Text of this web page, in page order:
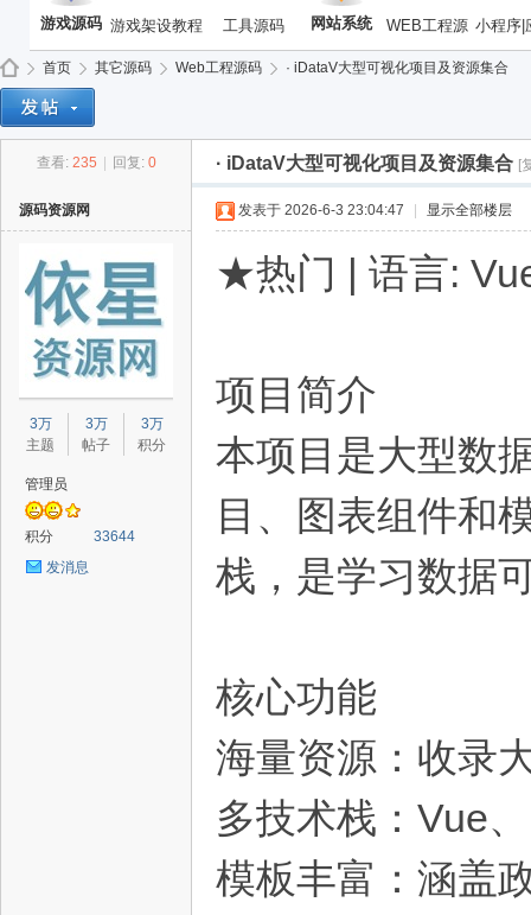
游戏源码 游戏架设教程
工具源码 网站系统
码
WEB工程源
码
小程序|
首页
›
其它源码
›
Web工程源码
›
· iDataV大型可视化项目及资源集合
查看: 235 回复: 0 · iDataV大型可视化项目及资源集合 [
源码资源网
3万
主题
3万
帖子
3万
积分
管理员
积分
33644
发消息
发表于 2026-6-3 23:04:47 显示全部楼层
★热门 | 语言:
项目简介
本项目是大型数
目、图表组件和
栈，是学习数据
核心功能
海量资源：收录
多技术栈：Vue
模板丰富：涵盖